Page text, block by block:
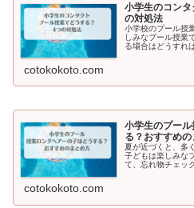
小学生のコン
の対処法
小学校のプール授
しみなプール授業
る場合はどうすれ
cotokokoto.com
小学生のプー
る？おすすめ
夏が近づくと、多
子どもは楽しみな
て、忘れ物チェッ
cotokokoto.com